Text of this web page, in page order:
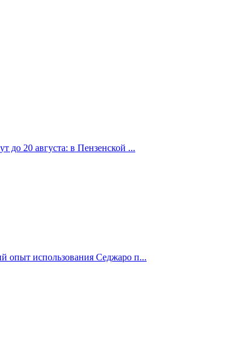
до 20 августа: в Пензенской ...
опыт использования Седжаро п...